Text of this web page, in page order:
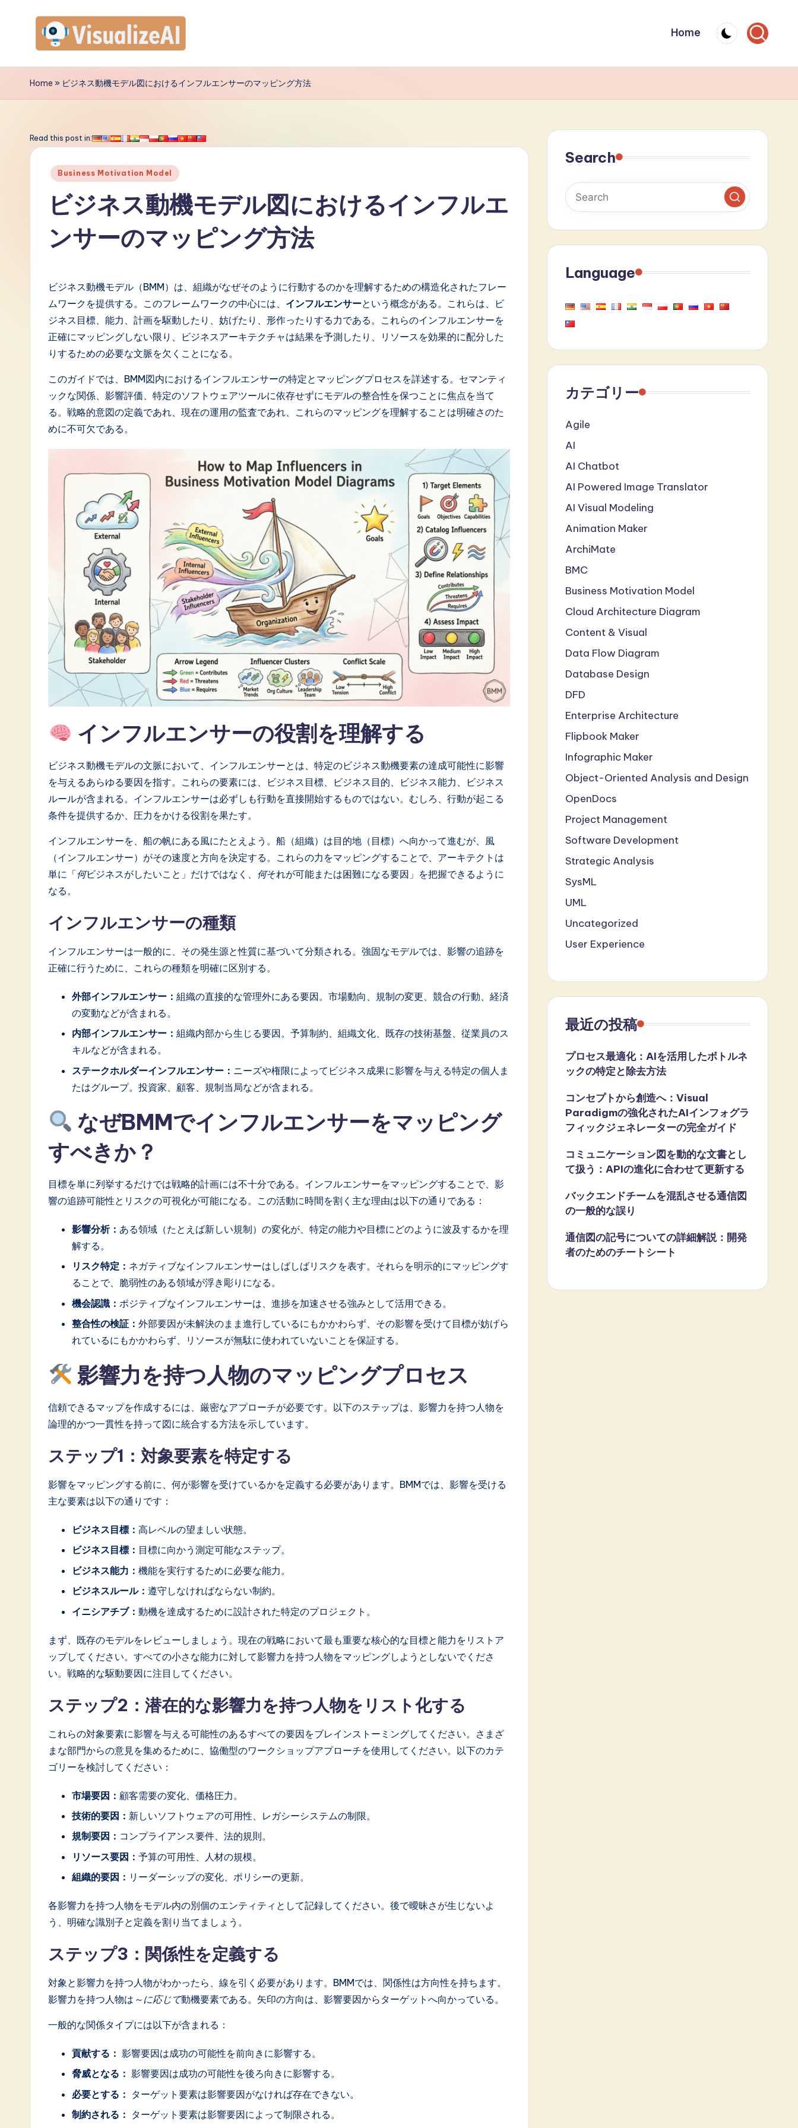
contentV
is
a
A
ft
Home
Home » ビジネス動機モデル図におけるインフルエンサーのマッピング方法
Read this post in:
Posted
Business Motivation Model
ビジネス動機モデル図におけるインフルエ
ンサーのマッピング方法
ビジネス動機モデル（BMM）は、組織がなぜそのように行動するのかを理解するための構造化されたフレー
ムワークを提供する。このフレームワークの中心には、 インフルエンサーという概念がある。これらは、ビ
ジネス目標、能力、計画を駆動したり、妨げたり、形作ったりする力である。これらのインフルエンサーを
正確にマッピングしない限り、ビジネスアーキテクチャは結果を予測したり、リソースを効果的に配分した
りするための必要な文脈を欠くことになる。
このガイドでは、BMM図内におけるインフルエンサーの特定とマッピングプロセスを詳述する。セマンティ
ックな関係、影響評価、特定のソフトウェアツールに依存せずにモデルの整合性を保つことに焦点を当て
る。戦略的意図の定義であれ、現在の運用の監査であれ、これらのマッピングを理解することは明確さのた
めに不可欠である。
インフルエンサーの役割を理解する
ビジネス動機モデルの文脈において、インフルエンサーとは、特定のビジネス動機要素の達成可能性に影響
を与えるあらゆる要因を指す。これらの要素には、ビジネス目標、ビジネス目的、ビジネス能力、ビジネス
ルールが含まれる。インフルエンサーは必ずしも行動を直接開始するものではない。むしろ、行動が起こる
条件を提供するか、圧力をかける役割を果たす。
インフルエンサーを、船の帆にある風にたとえよう。船（組織）は目的地（目標）へ向かって進むが、風
（インフルエンサー）がその速度と方向を決定する。これらの力をマッピングすることで、アーキテクトは
単に「何ビジネスがしたいこと」だけではなく、 何それが可能または困難になる要因」を把握できるように
なる。
インフルエンサーの種類
インフルエンサーは一般的に、その発生源と性質に基づいて分類される。強固なモデルでは、影響の追跡を
正確に行うために、これらの種類を明確に区別する。
外部インフルエンサー： 組織の直接的な管理外にある要因。市場動向、規制の変更、競合の行動、経済
の変動などが含まれる。
内部インフルエンサー： 組織内部から生じる要因。予算制約、組織文化、既存の技術基盤、従業員のス
キルなどが含まれる。
ステークホルダーインフルエンサー： ニーズや権限によってビジネス成果に影響を与える特定の個人ま
たはグループ。投資家、顧客、規制当局などが含まれる。
なぜBMMでインフルエンサーをマッピング
すべきか？
目標を単に列挙するだけでは戦略的計画には不十分である。インフルエンサーをマッピングすることで、影
響の追跡可能性とリスクの可視化が可能になる。この活動に時間を割く主な理由は以下の通りである：
影響分析： ある領域（たとえば新しい規制）の変化が、特定の能力や目標にどのように波及するかを理
解する。
リスク特定： ネガティブなインフルエンサーはしばしばリスクを表す。それらを明示的にマッピングす
ることで、脆弱性のある領域が浮き彫りになる。
機会認識： ポジティブなインフルエンサーは、進捗を加速させる強みとして活用できる。
整合性の検証： 外部要因が未解決のまま進行しているにもかかわらず、その影響を受けて目標が妨げら
れているにもかかわらず、リソースが無駄に使われていないことを保証する。
影響力を持つ人物のマッピングプロセス
信頼できるマップを作成するには、厳密なアプローチが必要です。以下のステップは、影響力を持つ人物を
論理的かつ一貫性を持って図に統合する方法を示しています。
ステップ1：対象要素を特定する
影響をマッピングする前に、何が影響を受けているかを定義する必要があります。BMMでは、影響を受ける
主な要素は以下の通りです：
ビジネス目標： 高レベルの望ましい状態。
ビジネス目標： 目標に向かう測定可能なステップ。
ビジネス能力： 機能を実行するために必要な能力。
ビジネスルール： 遵守しなければならない制約。
イニシアチブ： 動機を達成するために設計された特定のプロジェクト。
まず、既存のモデルをレビューしましょう。現在の戦略において最も重要な核心的な目標と能力をリストア
ップしてください。すべての小さな能力に対して影響力を持つ人物をマッピングしようとしないでくださ
い。戦略的な駆動要因に注目してください。
ステップ2：潜在的な影響力を持つ人物をリスト化する
これらの対象要素に影響を与える可能性のあるすべての要因をブレインストーミングしてください。さまざ
まな部門からの意見を集めるために、協働型のワークショップアプローチを使用してください。以下のカテ
ゴリーを検討してください：
市場要因： 顧客需要の変化、価格圧力。
技術的要因： 新しいソフトウェアの可用性、レガシーシステムの制限。
規制要因： コンプライアンス要件、法的規則。
リソース要因： 予算の可用性、人材の規模。
組織的要因： リーダーシップの変化、ポリシーの更新。
各影響力を持つ人物をモデル内の別個のエンティティとして記録してください。後で曖昧さが生じないよ
う、明確な識別子と定義を割り当てましょう。
ステップ3：関係性を定義する
対象と影響力を持つ人物がわかったら、線を引く必要があります。BMMでは、関係性は方向性を持ちます。
影響力を持つ人物は ～に応じて動機要素である。矢印の方向は、影響要因からターゲットへ向かっている。
一般的な関係タイプには以下が含まれる：
貢献する： 影響要因は成功の可能性を前向きに影響する。
脅威となる： 影響要因は成功の可能性を後ろ向きに影響する。
必要とする： ターゲット要素は影響要因がなければ存在できない。
制約される： ターゲット要素は影響要因によって制限される。
Search
Language
カテゴリー
Agile
AI
AI Chatbot
AI Powered Image Translator
AI Visual Modeling
Animation Maker
ArchiMate
BMC
Business Motivation Model
Cloud Architecture Diagram
Content & Visual
Data Flow Diagram
Database Design
DFD
Enterprise Architecture
Flipbook Maker
Infographic Maker
Object-Oriented Analysis and Design
OpenDocs
Project Management
Software Development
Strategic Analysis
SysML
UML
Uncategorized
User Experience
最近の投稿
プロセス最適化：AIを活用したボトルネ
ックの特定と除去方法
コンセプトから創造へ：Visual
Paradigmの強化されたAIインフォグラ
フィックジェネレーターの完全ガイド
コミュニケーション図を動的な文書とし
て扱う：APIの進化に合わせて更新する
バックエンドチームを混乱させる通信図
の一般的な誤り
通信図の記号についての詳細解説：開発
者のためのチートシート